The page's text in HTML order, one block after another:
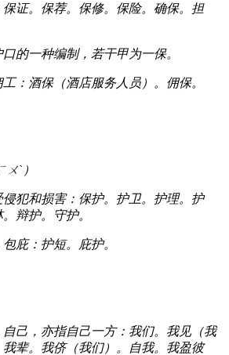
保证。保荐。保修。保险。确保。担
口的一种编制，若干甲为一保。
工：酒保（酒店服务人员）。佣保。
ˋ）
侵犯和损害：保护。护卫。护理。护
辩护。守护。
包庇：护短。庇护。
自己，亦指自己一方：我们。我见（我
我辈。我侪（我们）。自我。我盈彼